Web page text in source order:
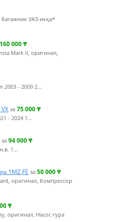
УАЗ-икқа*
160 000₸
Mark II, оригинал,
2003 - 2009 2…
за75 000₸
- 2024 1…
за94 000₸
1…
1MZ FE за50 000₸
оригинал, Компрессор
₸
оригинал, Насос гура